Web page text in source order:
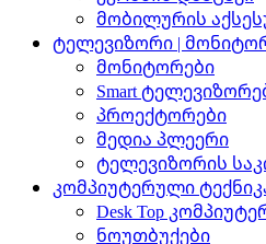
მობილურის
ტელევიზორი |
მონიტორები
Smart
პროექტორები
მედია პლეერი
ტელევიზორის
კომპიუტერული
Desk Top
ნოუთბუქები